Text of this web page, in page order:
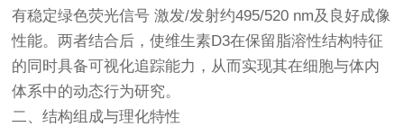
有稳定绿色荧光信号 激发/发射约495/520 nm及良好成像
性能。两者结合后，使维生素D3在保留脂溶性结构特征
的同时具备可视化追踪能力，从而实现其在细胞与体内
体系中的动态行为研究。
二、结构组成与理化特性